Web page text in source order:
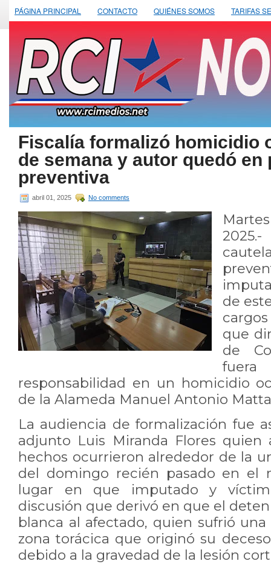
PÁGINA PRINCIPAL CONTACTO QUIÉNES SOMOS TARIFAS
Fiscalía formalizó homicidio
de semana y autor quedó en
preventiva
abril 01, 2025 No comments
de
que
de
fuera
responsabilidad en un homicidio
de la Alameda Manuel Antonio
La audiencia de formalización fue
adjunto Luis Miranda Flores
hechos ocurrieron alrededor de la
del domingo recién pasado en el
lugar en que imputado y
discusión que derivó en que el
blanca al afectado, quien sufrió
zona torácica que originó su
debido a la gravedad de la lesión